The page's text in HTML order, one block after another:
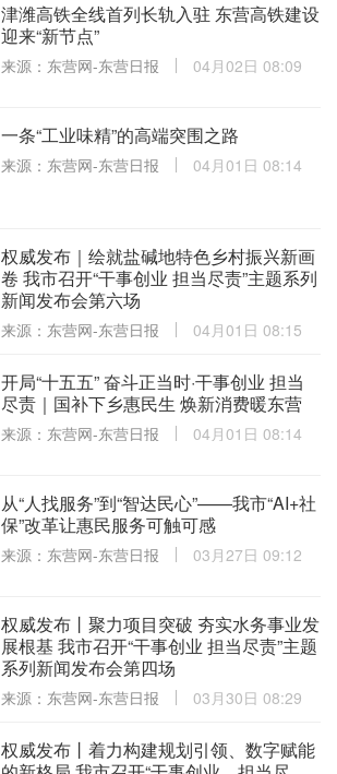
津潍高铁全线首列长轨入驻 东营高铁建设
迎来“新节点”
来源：东营网-东营日报 04月02日 08:09
一条“工业味精”的高端突围之路
来源：东营网-东营日报 04月01日 08:14
权威发布｜绘就盐碱地特色乡村振兴新画
卷 我市召开“干事创业 担当尽责”主题系列
新闻发布会第六场
来源：东营网-东营日报 04月01日 08:15
开局“十五五” 奋斗正当时·干事创业 担当
尽责｜国补下乡惠民生 焕新消费暖东营
来源：东营网-东营日报 04月01日 08:14
从“人找服务”到“智达民心”——我市“AI+社
保”改革让惠民服务可触可感
来源：东营网-东营日报 03月27日 09:12
权威发布丨聚力项目突破 夯实水务事业发
展根基 我市召开“干事创业 担当尽责”主题
系列新闻发布会第四场
来源：东营网-东营日报 03月30日 08:29
权威发布丨着力构建规划引领、数字赋能